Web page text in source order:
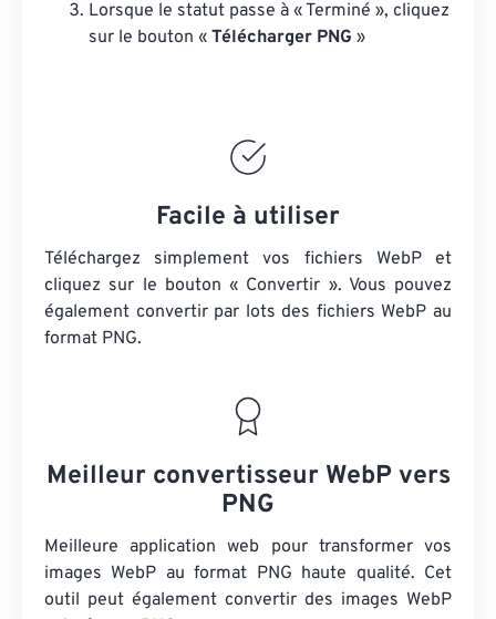
Lorsque le statut passe à « Terminé », cliquez
sur le bouton « Télécharger PNG »
Facile à utiliser
Téléchargez simplement vos fichiers WebP et
cliquez sur le bouton « Convertir ». Vous pouvez
également convertir par lots des fichiers WebP au
format PNG.
Meilleur convertisseur WebP vers
PNG
Meilleure application web pour transformer vos
images WebP au format PNG haute qualité. Cet
outil peut également convertir des images WebP